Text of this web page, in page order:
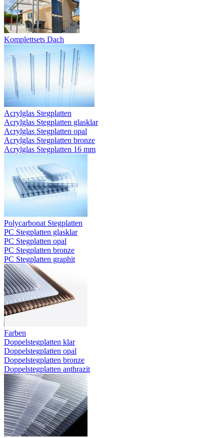
Komplettsets Dach
Acrylglas Stegplatten
Acrylglas Stegplatten glasklar
Acrylglas Stegplatten opal
Acrylglas Stegplatten bronze
Acrylglas Stegplatten 16 mm
Polycarbonat Stegplatten
PC Stegplatten glasklar
PC Stegplatten opal
PC Stegplatten bronze
PC Stegplatten graphit
Farben
Doppelstegplatten klar
Doppelstegplatten opal
Doppelstegplatten bronze
Doppelstegplatten anthrazit